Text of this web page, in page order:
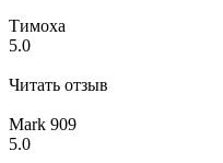
Тимоха
5.0
Читать отзыв
Mark 909
5.0